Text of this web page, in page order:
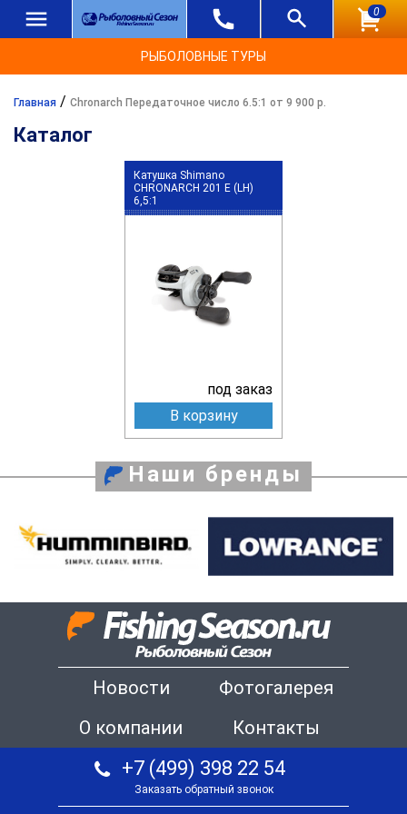
0
РЫБОЛОВНЫЕ ТУРЫ
Главная / Chronarch Передаточное число 6.5:1 от 9 900 р.
Каталог
Катушка Shimano
CHRONARCH 201 E (LH)
6,5:1
под заказ
В корзину
Наши бренды
Новости
Фотогалерея
О компании
Контакты
+7 (499) 398 22 54
Заказать обратный звонок